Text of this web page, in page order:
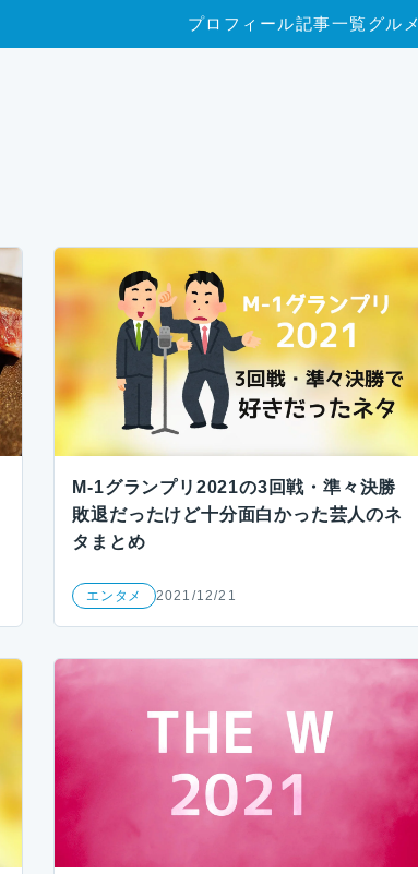
プロフィール記事一覧グルメ
M-1グランプリ2021の3回戦・準々決勝
敗退だったけど十分面白かった芸人のネ
タまとめ
エンタメ 2021/12/21